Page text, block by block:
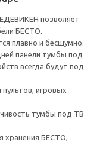
позволяет
БЕСТО.
плавно и бесшумно.
панели тумбы под
всегда будут под
игровых
тумбы под ТВ
хранения БЕСТО,